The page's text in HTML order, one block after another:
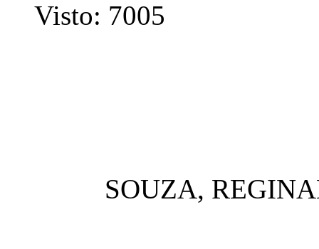
Visto: 7005
SOUZA,